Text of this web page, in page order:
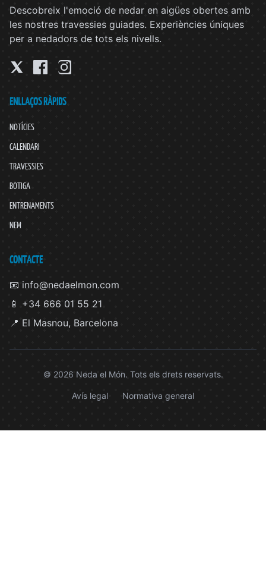
Descobreix l'emoció de nedar en aigües obertes amb
les nostres travessies guiades. Experiències úniques
per a nedadors de tots els nivells.
ENLLAÇOS RÀPIDS
NOTÍCIES
CALENDARI
TRAVESSIES
BOTIGA
ENTRENAMENTS
NEM
CONTACTE
📧 info@nedaelmon.com
📱 +34 666 01 55 21
📍 El Masnou, Barcelona
© 2026 Neda el Món. Tots els drets reservats.
Avís legal Normativa general